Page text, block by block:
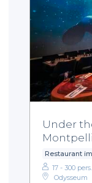
Under
Restaurant
17 - 300 pers.
Odysseum